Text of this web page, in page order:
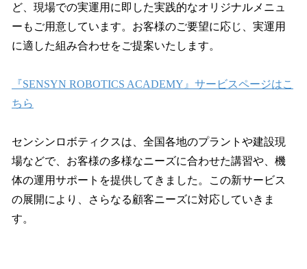
ど、現場での実運用に即した実践的なオリジナルメニュ
ーもご用意しています。お客様のご要望に応じ、実運用
に適した組み合わせをご提案いたします。
『SENSYN ROBOTICS ACADEMY』サービスページはこ
ちら
センシンロボティクスは、全国各地のプラントや建設現
場などで、お客様の多様なニーズに合わせた講習や、機
体の運用サポートを提供してきました。この新サービス
の展開により、さらなる顧客ニーズに対応していきま
す。